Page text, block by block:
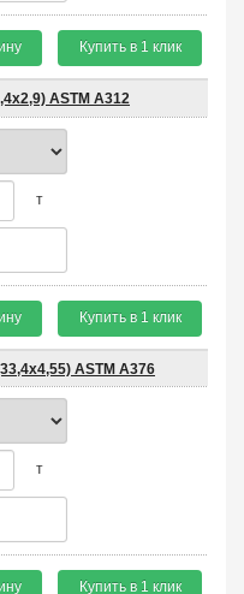
Купить в 1 клик
ASTM A312
т
Купить в 1 клик
ASTM A376
т
Купить в 1 клик